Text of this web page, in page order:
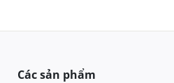
Các sản phẩm